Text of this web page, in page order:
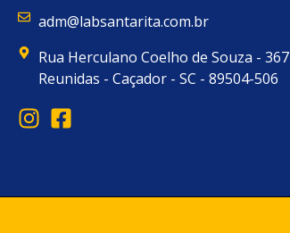
adm@labsantarita.com.br
Rua Herculano Coelho de Souza - 367
Reunidas - Caçador - SC - 89504-506